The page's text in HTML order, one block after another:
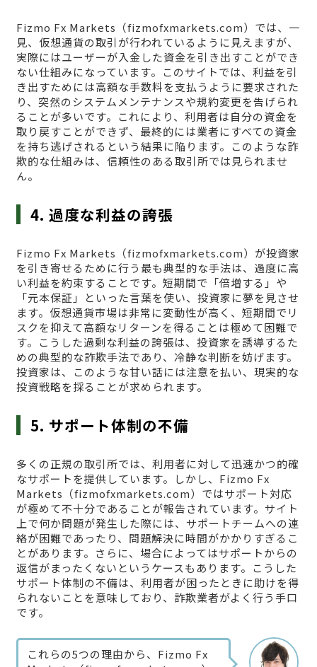
Fizmo Fx Markets（fizmofxmarkets.com）では、一
見、仮想通貨の取引が行われているように見えますが、
実際にはユーザーが入金した資金を引き出すことができ
ない仕組みになっています。このサイトでは、利益を引
き出すためには高額な手数料を支払うように要求された
り、突然のシステムメンテナンスや規約変更を告げられ
ることが多いです。これにより、利用者は自分の資金を
取り戻すことができず、最終的には業者にすべての資金
を持ち逃げされるという結果に陥ります。このような詐
欺的な仕組みは、信頼性のある取引所では見られませ
ん。
4. 過度な利益の誇張
Fizmo Fx Markets（fizmofxmarkets.com）が投資家
を引き寄せるために行う最も典型的な手法は、過度に高
い利益を約束することです。短期間で「倍増する」や
「元本保証」といった言葉を使い、投資家に夢を見させ
ます。仮想通貨市場は非常に変動性が高く、短期間でリ
スクを抑えて高額なリターンを得ることは極めて困難で
す。こうした過剰な利益の誇張は、投資家を誘導するた
めの典型的な詐欺手法であり、冷静な判断を妨げます。
投資家は、このような甘い話には注意を払い、現実的な
投資戦略を採ることが求められます。
5. サポート体制の不備
多くの正規の取引所では、利用者に対して迅速かつ的確
なサポートを提供しています。しかし、Fizmo Fx
Markets（fizmofxmarkets.com）ではサポート対応
が極めて不十分であることが報告されています。サイト
上で何か問題が発生した際には、サポートチームへの連
絡が困難であったり、問題解決に時間がかかりすぎるこ
とがあります。さらに、場合によってはサポートからの
返信がまったくないというケースもあります。こうした
サポート体制の不備は、利用者が困ったときに助けを得
られないことを意味しており、詐欺業者がよく行う手口
です。
これらの5つの理由から、Fizmo Fx